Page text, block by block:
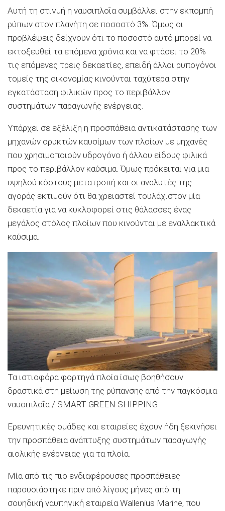
Αυτή τη στιγμή η ναυσιπλοΐα συμβάλλει στην εκπομπή
ρύπων στον πλανήτη σε ποσοστό 3%. Όμως οι
προβλέψεις δείχνουν ότι το ποσοστό αυτό μπορεί να
εκτοξευθεί τα επόμενα χρόνια και να φτάσει το 20%
τις επόμενες τρεις δεκαετίες, επειδή άλλοι ρυπογόνοι
τομείς της οικονομίας κινούνται ταχύτερα στην
εγκατάσταση φιλικών προς το περιβάλλον
συστημάτων παραγωγής ενέργειας.
Υπάρχει σε εξέλιξη η προσπάθεια αντικατάστασης των
μηχανών ορυκτών καυσίμων των πλοίων με μηχανές
που χρησιμοποιούν υδρογόνο ή άλλου είδους φιλικά
προς το περιβάλλον καύσιμα. Όμως πρόκειται για μια
υψηλού κόστους μετατροπή και οι αναλυτές της
αγοράς εκτιμούν ότι θα χρειαστεί τουλάχιστον μία
δεκαετία για να κυκλοφορεί στις θάλασσες ένας
μεγάλος στόλος πλοίων που κινούνται με εναλλακτικά
καύσιμα.
Τα ιστιοφόρα φορτηγά πλοία ίσως βοηθήσουν
δραστικά στη μείωση της ρύπανσης από την παγκόσμια
ναυσιπλοΐα / SMART GREEN SHIPPING
Ερευνητικές ομάδες και εταιρείες έχουν ήδη ξεκινήσει
την προσπάθεια ανάπτυξης συστημάτων παραγωγής
αιολικής ενέργειας για τα πλοία.
Μία από τις πιο ενδιαφέρουσες προσπάθειες
παρουσιάστηκε πριν από λίγους μήνες από τη
σουηδική ναυπηγική εταιρεία Wallenius Marine, που